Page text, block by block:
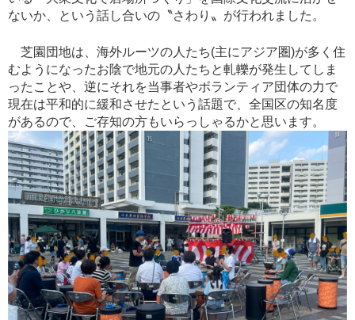
ないか、という話し合いの〝さわり〟が行われました。
芝園団地は、海外ルーツの人たち(主にアジア圏)が多く住
むようになったお陰で地元の人たちと軋轢が発生してしま
ったことや、逆にそれを当事者やボランティア団体の力で
現在は平和的に緩和させたという話題で、全国区の知名度
があるので、ご存知の方もいらっしゃるかと思います。